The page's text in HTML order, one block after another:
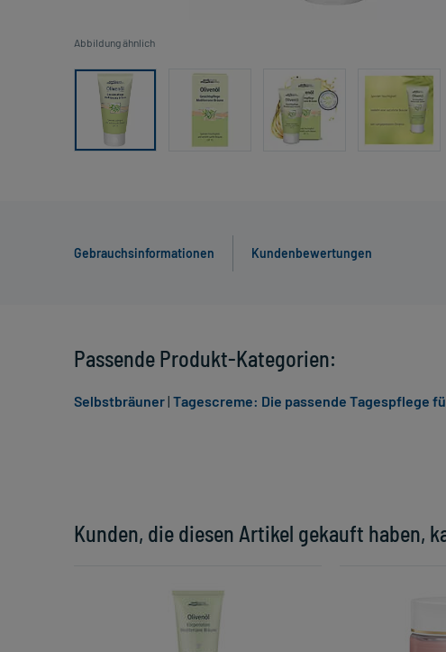
Abbildung ähnlich
Gebrauchsinformationen Kundenbewertungen
Kunden, die diesen Artikel gekauft haben,
Passende Produkt-Kategorien:
Selbstbräuner| Tagescreme: Die passende Tagespflege